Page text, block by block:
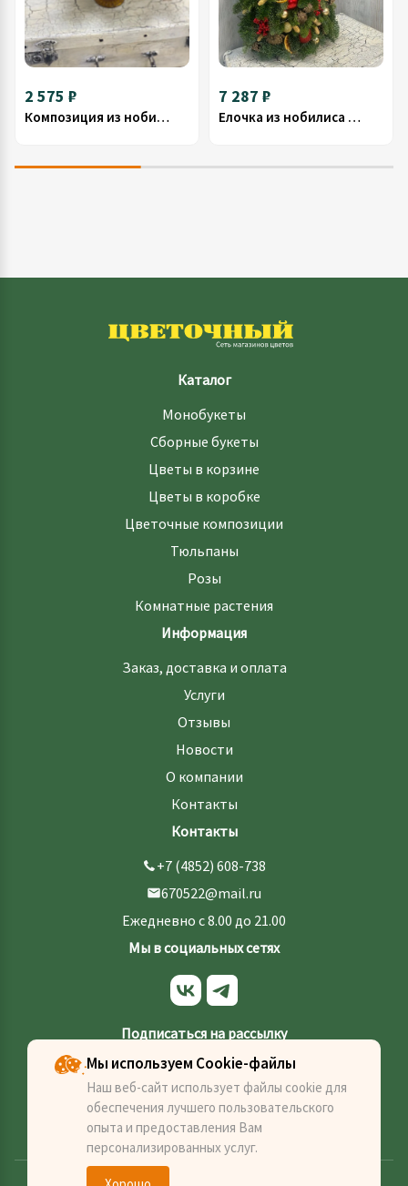
2 575 ₽
Композиция из нобилиса 2
7 287 ₽
Елочка из нобилиса № 27
Каталог
Монобукеты
Сборные букеты
Цветы в корзине
Цветы в коробке
Цветочные композиции
Тюльпаны
Розы
Комнатные растения
Информация
Заказ, доставка и оплата
Услуги
Отзывы
Новости
О компании
Контакты
Контакты
+7 (4852) 608-738
670522@mail.ru
Ежедневно с 8.00 до 21.00
Подписаться на рассылку
Отправить
Мы в социальных сетях
Мы используем Cookie-файлы
Наш веб-сайт использует файлы cookie для
обеспечения лучшего пользовательского
опыта и предоставления Вам
персонализированных услуг.